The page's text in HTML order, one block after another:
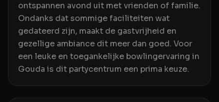
ontspannen avond uit met vrienden of familie.
Ondanks dat sommige faciliteiten wat
gedateerd zijn, maakt de gastvrijheid en
gezellige ambiance dit meer dan goed. Voor
een leuke en toegankelijke bowlingervaring in
Gouda is dit partycentrum een prima keuze.